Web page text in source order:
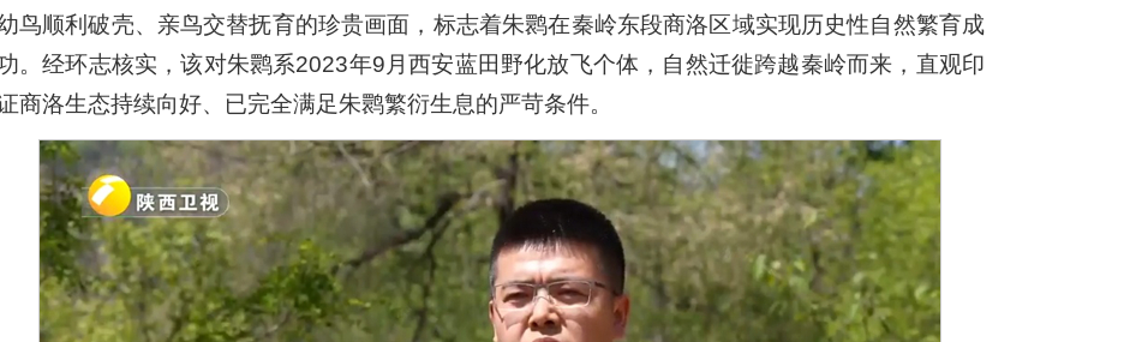
鸟顺利破壳、亲鸟交替抚育的珍贵画面，标志着朱鹮在秦岭东段商洛区域实现历史性自然繁育成
。经环志核实，该对朱鹮系2023年9月西安蓝田野化放飞个体，自然迁徙跨越秦岭而来，直观印
商洛生态持续向好、已完全满足朱鹮繁衍生息的严苛条件。